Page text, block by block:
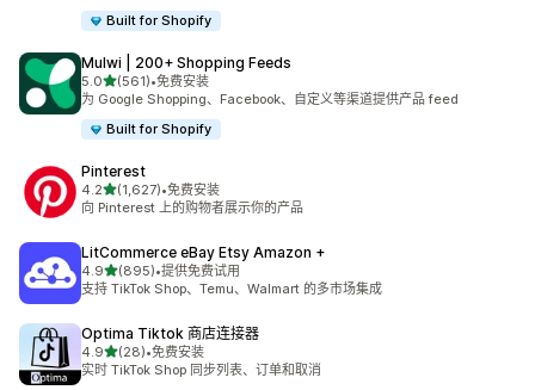
Built for Shopify
Mulwi | 200+ Shopping Feeds
5.0星（满分 5 星）
(561)
总共 561 条评论
•免费安装
为 Google Shopping、Facebook、自定义等渠道提供产品 feed
Built for Shopify
Pinterest
4.2星（满分 5 星）
(1,627)
总共 1627 条评论
•免费安装
向 Pinterest 上的购物者展示你的产品
LitCommerce eBay Etsy Amazon +
4.9星（满分 5 星）
(895)
总共 895 条评论
•提供免费试用
支持 TikTok Shop、Temu、Walmart 的多市场集成
Optima Tiktok 商店连接器
4.9星（满分 5 星）
(28)
总共 28 条评论
•免费安装
实时 TikTok Shop 同步列表、订单和取消